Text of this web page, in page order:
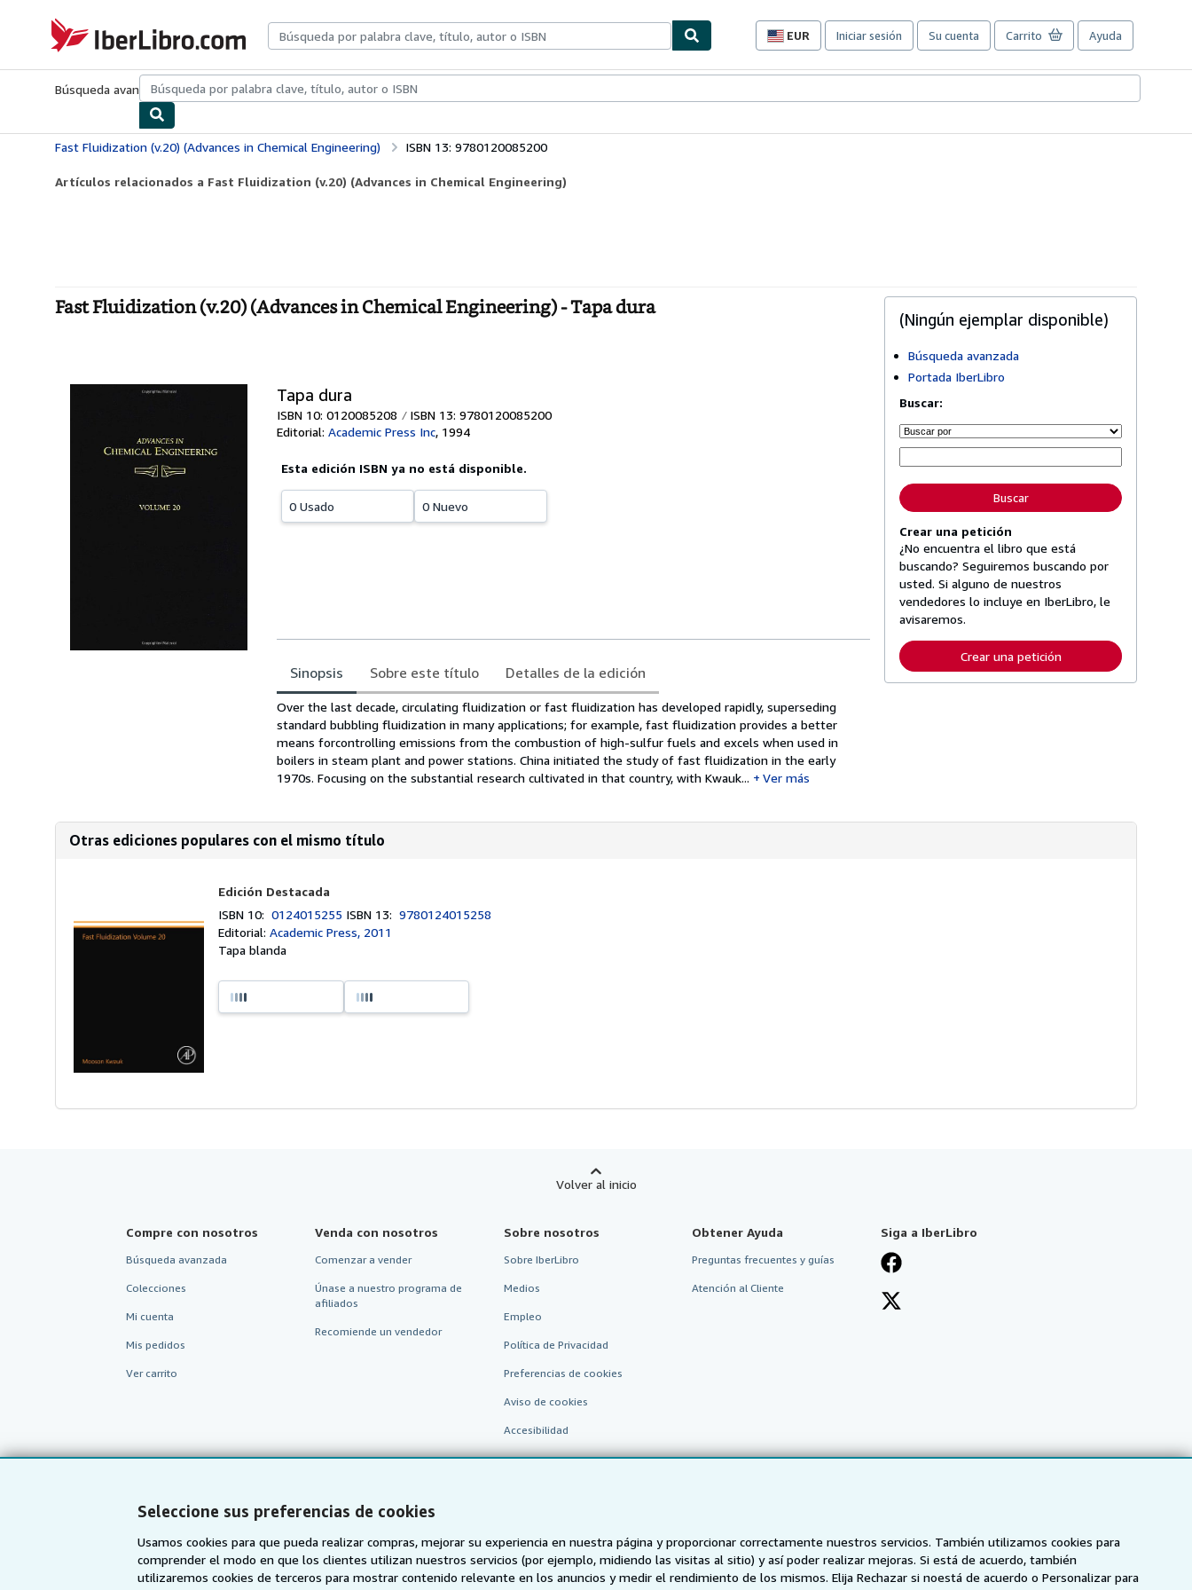
Seleccione sus preferencias de cookies
Usamos cookies para que pueda realizar compras, mejorar su experiencia en nuestra página y proporcionar correctamente nuestros servicios. También utilizamos cookies para
comprender el modo en que los clientes utilizan nuestros servicios (por ejemplo, midiendo las visitas al sitio) y así poder realizar mejoras. Si está de acuerdo, también
utilizaremos cookies de terceros para mostrar contenido relevante en los anuncios y medir el rendimiento de los mismos. Elija Rechazar si noestá de acuerdo o Personalizar para
IberLibro.com
EUR
Preferencias
compra
sitio.
Iniciar sesión Su cuenta Carrito Ayuda
Búsqueda avanzadaColecciones Libros antiguosArte y coleccionismo
Fast Fluidization (v.20) (Advances in Chemical Engineering) ISBN 13: 9780120085200
Artículos relacionados a Fast Fluidization (v.20) (Advances in Chemical Engineering)
Fast Fluidization (v.20) (Advances in Chemical Engineering) - Tapa dura
Tapa dura
ISBN 10: 0120085208
ISBN 13: 9780120085200
Editorial: Academic Press Inc, 1994
Esta edición ISBN ya no está disponible.
0 Usado 0 Nuevo
Sinopsis Sobre este título Detalles de la edición
Sinopsis
Over the last decade, circulating fluidization or fast fluidization has developed rapidly, superseding
standard bubbling fluidization in many applications; for example, fast fluidization provides a better
means forcontrolling emissions from the combustion of high-sulfur fuels and excels when used in
boilers in steam plant and power stations. China initiated the study of fast fluidization in the early
1970s. Focusing on the substantial research cultivated in that country, with Kwauk...
Ver más
(Ningún ejemplar disponible)
Búsqueda avanzada
Portada IberLibro
Buscar:
Buscar
Crear una petición
¿No encuentra el libro que está
buscando? Seguiremos buscando por
usted. Si alguno de nuestros
vendedores lo incluye en IberLibro, le
avisaremos.
Crear una petición
Otras ediciones populares con el mismo título
Edición Destacada
ISBN 10:0124015255 ISBN 13:9780124015258
Editorial:Academic Press, 2011
Tapa blanda
Volver al inicio
Compre con nosotros
Búsqueda avanzada
Colecciones
Mi cuenta
Mis pedidos
Ver carrito
Venda con nosotros
Comenzar a vender
Únase a nuestro programa de
afiliados
Recomiende un vendedor
Sobre nosotros
Sobre IberLibro
Medios
Empleo
Política de Privacidad
Preferencias de cookies
Aviso de cookies
Accesibilidad
Obtener Ayuda
Preguntas frecuentes y guías
Atención al Cliente
Siga a IberLibro